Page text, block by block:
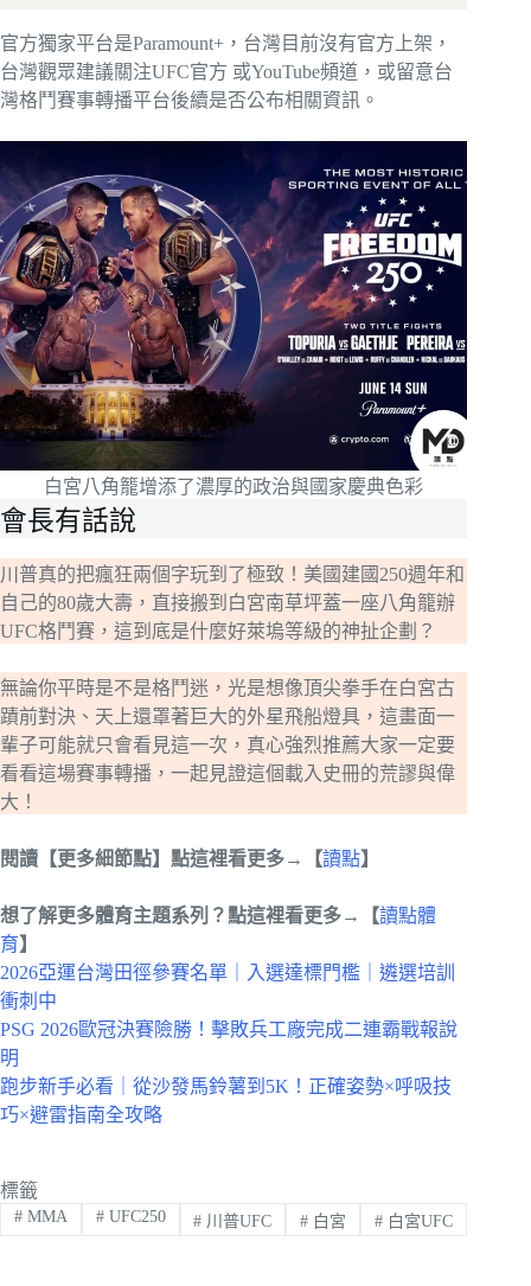
官方獨家平台是Paramount+，台灣目前沒有官方上架，
台灣觀眾建議關注UFC官方 或YouTube頻道，或留意台
灣格鬥賽事轉播平台後續是否公布相關資訊。
白宮八角籠增添了濃厚的政治與國家慶典色彩
會長有話說
川普真的把瘋狂兩個字玩到了極致！美國建國250週年和
自己的80歲大壽，直接搬到白宮南草坪蓋一座八角籠辦
UFC格鬥賽，這到底是什麼好萊塢等級的神扯企劃？
無論你平時是不是格鬥迷，光是想像頂尖拳手在白宮古
蹟前對決、天上還罩著巨大的外星飛船燈具，這畫面一
輩子可能就只會看見這一次，真心強烈推薦大家一定要
看看這場賽事轉播，一起見證這個載入史冊的荒謬與偉
大！
閱讀【更多細節點】點這裡看更多→【讀點】
想了解更多體育主題系列？點這裡看更多→【讀點體
育】
2026亞運台灣田徑參賽名單｜入選達標門檻｜遴選培訓
衝刺中
PSG 2026歐冠決賽險勝！擊敗兵工廠完成二連霸戰報說
明
跑步新手必看｜從沙發馬鈴薯到5K！正確姿勢×呼吸技
巧×避雷指南全攻略
標籤
#MMA #UFC250 # 川普UFC # 白宮 # 白宮UFC